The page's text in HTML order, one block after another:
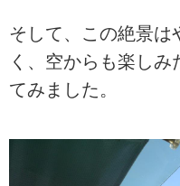
そして、この絶景は
く、空からも楽しみ
てみました。